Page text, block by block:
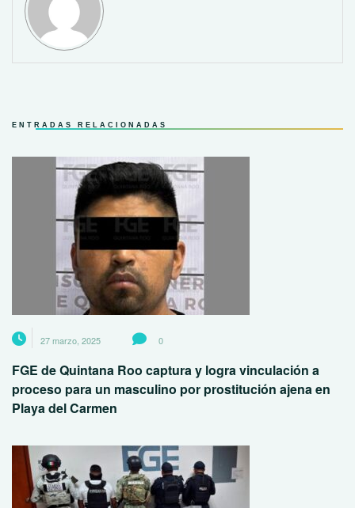
ENTRADAS RELACIONADAS
27 marzo, 2025 0
FGE de Quintana Roo captura y logra vinculación a
proceso para un masculino por prostitución ajena en
Playa del Carmen